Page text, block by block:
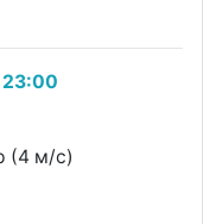
23:00
(4 м/с)